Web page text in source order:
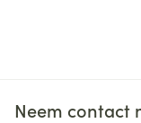
Neem contact